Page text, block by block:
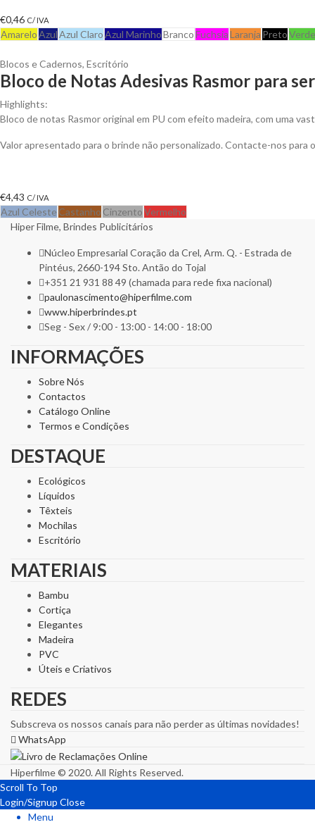
€0,46 C/ IVA
AmareloAzulAzul ClaroAzul MarinhoBrancoFuchsiaLaranja PretoVerde
Blocos e Cadernos, Escritório
Bloco de Notas Adesivas Rasmor para
Highlights:
Bloco de notas Rasmor original em PU com efeito madeira, com uma
Valor apresentado para o brinde não personalizado. Contacte-nos
€4,43 C/ IVA
Azul Celeste Castanho CinzentoVermelho
Hiper Filme, Brindes Publicitários
Núcleo Empresarial Coração da Crel, Arm. Q. - Estrada de
Pintéus, 2660-194 Sto. Antão do Tojal
+351 21 931 88 49 (chamada para rede fixa nacional)
paulonascimento@hiperfilme.com
www.hiperbrindes.pt
Seg - Sex / 9:00 - 13:00 - 14:00 - 18:00
INFORMAÇÕES
Sobre Nós
Contactos
Catálogo Online
Termos e Condições
DESTAQUE
Ecológicos
Líquidos
Têxteis
Mochilas
Escritório
MATERIAIS
Bambu
Cortiça
Elegantes
Madeira
PVC
Úteis e Criativos
REDES
Subscreva os nossos canais para não perder as últimas novidades!
WhatsApp
Hiperfilme © 2020. All Rights Reserved.
Scroll To Top
Login/Signup Close
Menu